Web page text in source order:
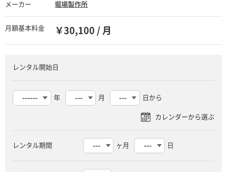
メーカー 堀場製作所
月額基本料金 ￥30,100 / 月
レンタル開始日
年 月 日から
レンタル期間 ヶ月 日